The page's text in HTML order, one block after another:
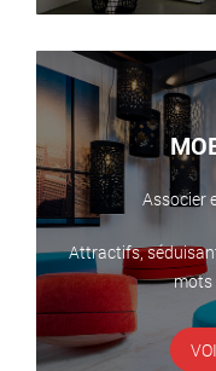
Associer
Attractifs,
mots